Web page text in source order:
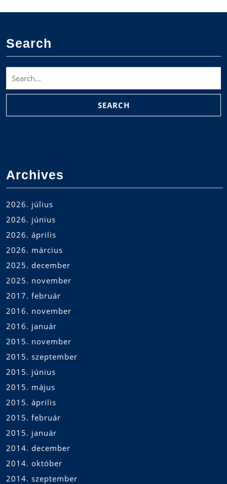
Search
for:
Archives
2026. július
2026. június
2026. április
2026. március
2025. december
2025. november
2017. február
2016. november
2016. január
2015. november
2015. szeptember
2015. június
2015. május
2015. április
2015. február
2015. január
2014. december
2014. október
2014. szeptember